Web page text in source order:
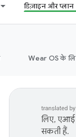
डिज़ाइन और प्लान
Wear OS के
लिए, एआई
सकती हैं.